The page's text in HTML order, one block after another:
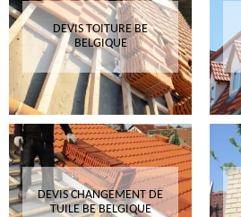
DEVIS TOITURE BE
BELGIQUE
DEVIS CHANGEMENT DE
TUILE BE BELGIQUE